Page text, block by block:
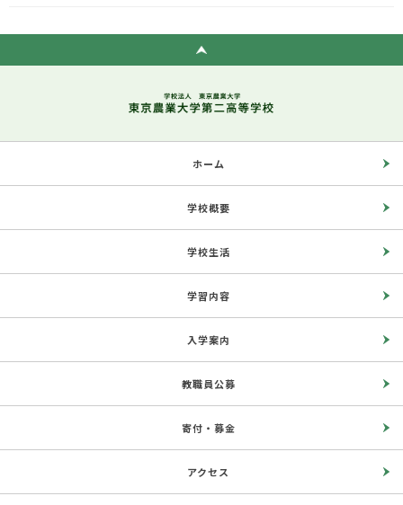
ホーム
学校概要
学校生活
学習内容
入学案内
教職員公募
寄付・募金
アクセス